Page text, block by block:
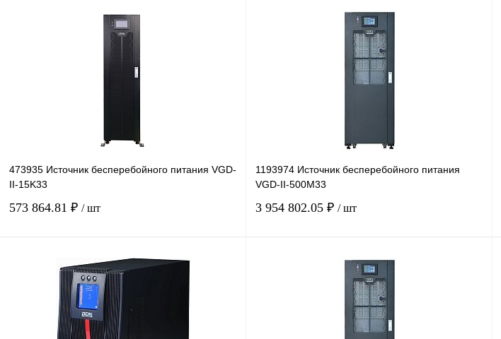
473935 Источник бесперебойного питания VGD-
II-15K33
573 864.81 ₽ / шт
В корзину
Купить в 1 клик
В избранное
1193974 Источник бесперебойного питания
VGD-II-500M33
3 954 802.05 ₽ / шт
Сравнение
Под заказ